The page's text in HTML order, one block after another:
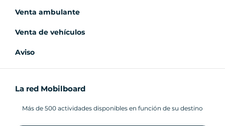
Venta ambulante
Venta de vehículos
Aviso
La red Mobilboard
Más de 500 actividades disponibles en función de su destino